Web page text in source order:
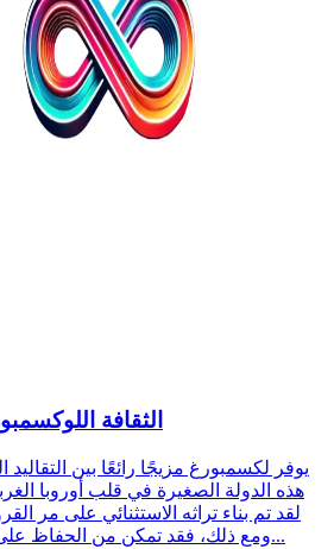
الثقافة
يوفر لكسمبورغ مزيجًا رائعًا بين التقاليد
هذه الدولة الصغيرة في قلب أوروبا
لقد تم بناء تراثه الاستثنائي على مر
ومع ذلك، فقد تمكن من الحفاظ على هوية وطنية قوية وممي...